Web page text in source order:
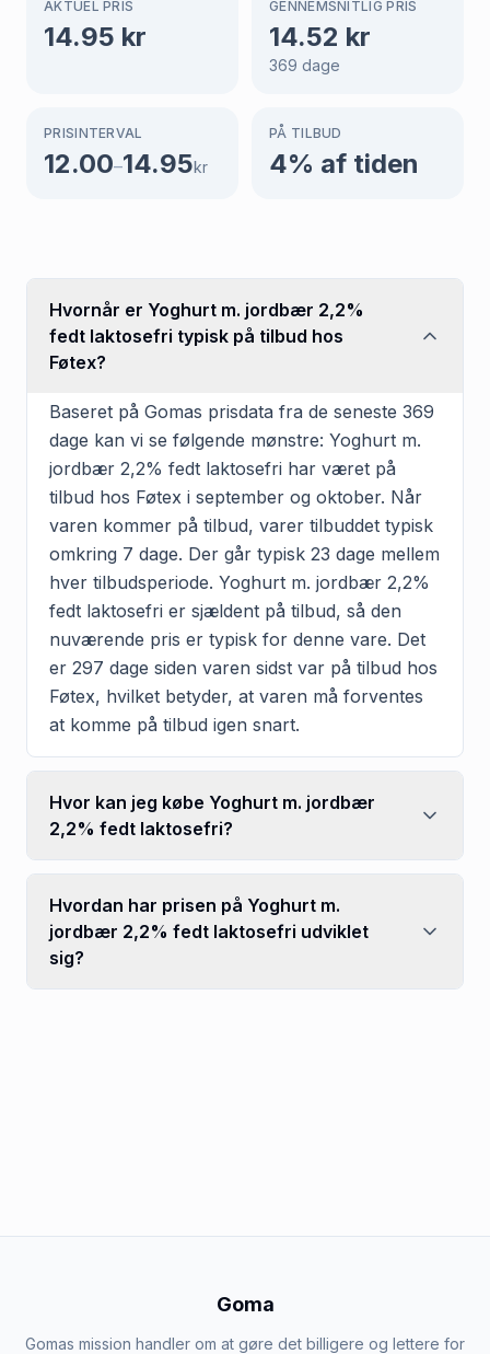
AKTUEL PRIS
14.95 kr
GENNEMSNITLIG PRIS
14.52 kr
369 dage
PRISINTERVAL
12.00–14.95kr
PÅ TILBUD
4% af tiden
Hvornår er Yoghurt m. jordbær 2,2%
fedt laktosefri typisk på tilbud hos
Føtex?
Baseret på Gomas prisdata fra de seneste 369
dage kan vi se følgende mønstre: Yoghurt m.
jordbær 2,2% fedt laktosefri har været på
tilbud hos Føtex i september og oktober. Når
varen kommer på tilbud, varer tilbuddet typisk
omkring 7 dage. Der går typisk 23 dage mellem
hver tilbudsperiode. Yoghurt m. jordbær 2,2%
fedt laktosefri er sjældent på tilbud, så den
nuværende pris er typisk for denne vare. Det
er 297 dage siden varen sidst var på tilbud hos
Føtex, hvilket betyder, at varen må forventes
at komme på tilbud igen snart.
Hvor kan jeg købe Yoghurt m. jordbær
2,2% fedt laktosefri?
Hvordan har prisen på Yoghurt m.
jordbær 2,2% fedt laktosefri udviklet
sig?
Goma
Gomas mission handler om at gøre det billigere og lettere for